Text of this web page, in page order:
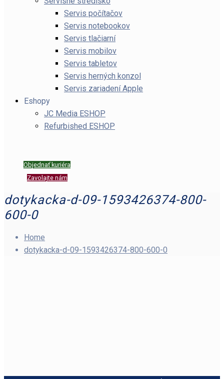
Servis počítačov
Servis notebookov
Servis tlačiarní
Servis mobilov
Servis tabletov
Servis herných konzol
Servis zariadení Apple
Eshopy
JC Media ESHOP
Refurbished ESHOP
Objednať kuriéra
Zavolajte nám
dotykacka-d-09-1593426374-800-
600-0
Home
dotykacka-d-09-1593426374-800-600-0